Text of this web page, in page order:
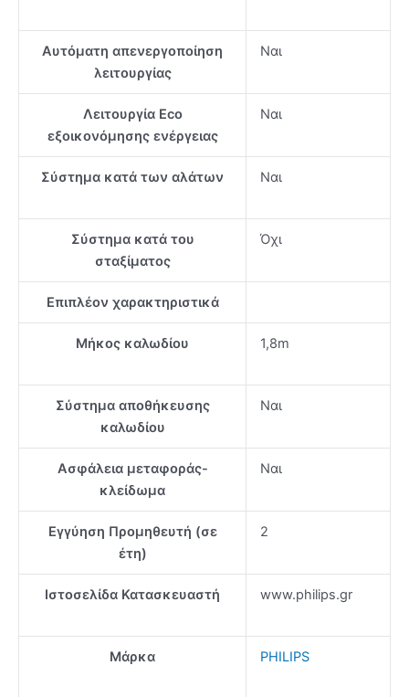
Αυτόματη απενεργοποίηση
λειτουργίας
Ναι
Λειτουργία Eco
εξοικονόμησης ενέργειας
Ναι
Σύστημα κατά των αλάτων Ναι
Σύστημα κατά του
σταξίματος
Όχι
Επιπλέον χαρακτηριστικά
Μήκος καλωδίου 1,8m
Σύστημα αποθήκευσης
καλωδίου
Ναι
Ασφάλεια μεταφοράς-
κλείδωμα
Ναι
Εγγύηση Προμηθευτή (σε
έτη)
2
Ιστοσελίδα Κατασκευαστή www.philips.gr
Μάρκα PHILIPS